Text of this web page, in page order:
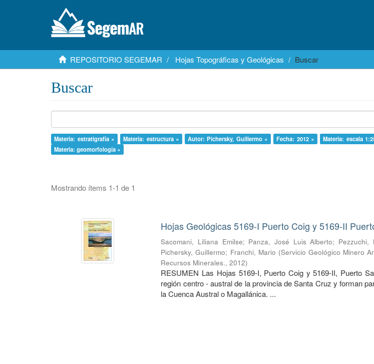
REPOSITORIO SEGEMAR Hojas Topográficas y Geológicas Buscar
Buscar
Materia: estratigrafía × Materia: estructura × Autor: Pichersky, Guillermo × Fecha: 2012 × Materia: escala
Materia: geomorfología ×
Mostrando ítems 1-1 de 1
Hojas Geológicas 5169-I Puerto Coig y 5169-II
Sacomani, Liliana Emilse; Panza, José Luis Alberto; Pezzuchi,
Pichersky, Guillermo; Franchi, Mario (Servicio Geológico Minero
Recursos Minerales.,2012)
RESUMEN Las Hojas 5169-I, Puerto Coig y 5169-II, Puerto
región centro - austral de la provincia de Santa Cruz y forman
la Cuenca Austral o Magallánica. ...